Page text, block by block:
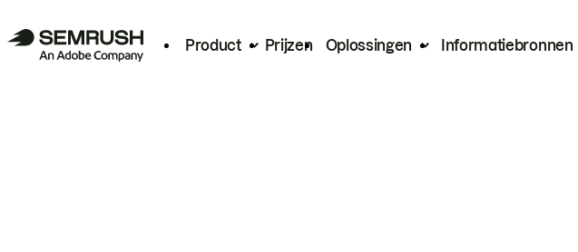
Product Prijzen Oplossingen Informatiebronnen